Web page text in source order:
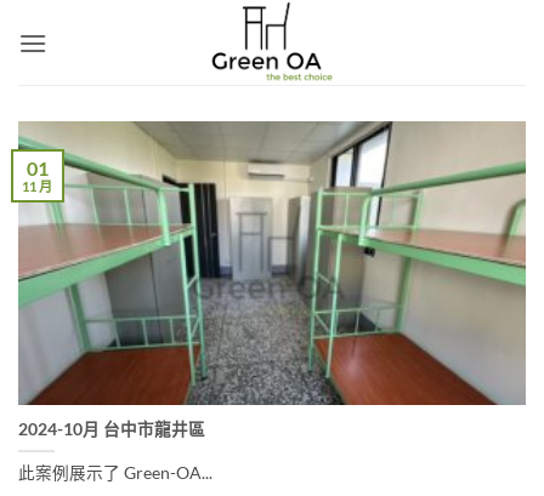
2024-10月 台中市龍井區
此案例展示了 Green-OA...
01
11 月